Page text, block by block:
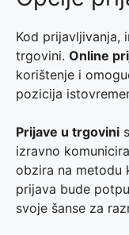
Kod prijavljivanja,
trgovini. Online
korištenje i
pozicija
Prijave u trgovini
izravno
obzira na metodu
prijava bude
svoje šanse za